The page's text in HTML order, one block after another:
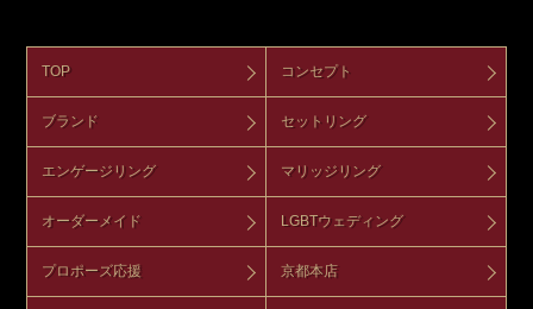
TOP コンセプト
ブランド セットリング
エンゲージリング マリッジリング
オーダーメイド LGBTウェディング
プロポーズ応援 京都本店